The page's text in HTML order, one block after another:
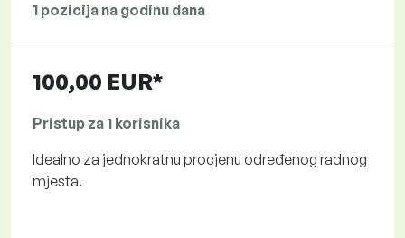
1 pozicija na godinu dana
100,00 EUR*
Pristup za 1 korisnika
Idealno za jednokratnu procjenu određenog radnog
mjesta.